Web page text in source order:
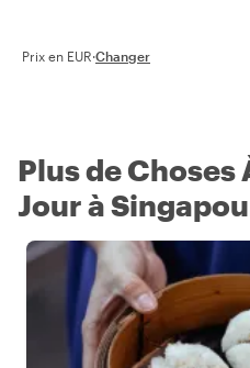
Prix en EUR·Changer
Plus de Choses
Jour à